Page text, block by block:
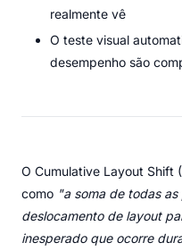
realmente vê
O teste visual
desempenho são
O Cumulative Layout Shift
como "a soma de todas
deslocamento de layout
inesperado que ocorre